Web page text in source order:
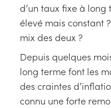
d’un taux fixe à
élevé mais constant
mix des deux ?
Depuis quelques
long terme font les
des craintes
connu une forte